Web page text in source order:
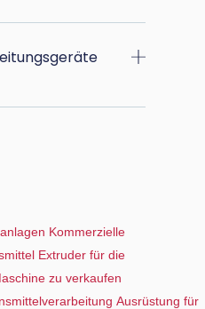
Kommerzielle
Extruder für die
zu verkaufen
Ausrüstung für